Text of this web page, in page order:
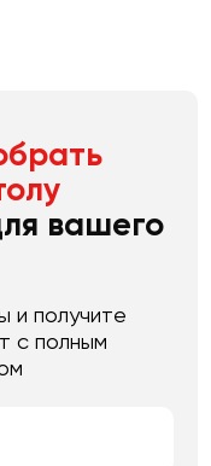
вашего
и получите
с полным